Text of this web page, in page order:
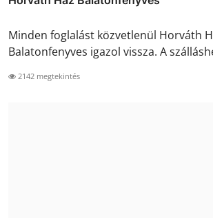
Minden foglalást közvetlenül Horváth
Balatonfenyves igazol vissza. A
2142 megtekintés